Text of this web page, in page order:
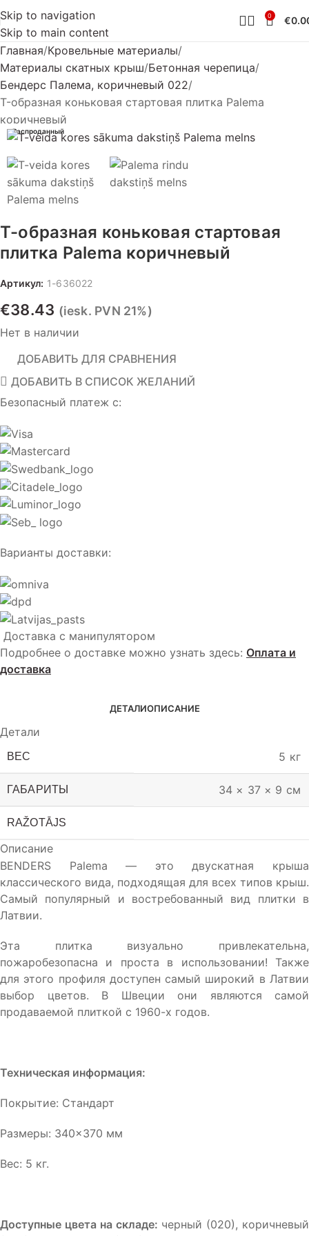
Skip to navigation
Skip to main content
0 €
Главная Кровельные материалы
Материалы скатных крыш Бетонная черепица
Бендерс Палема, коричневый 022
T-образная коньковая стартовая плитка Palema
коричневый
Распроданный
T-образная коньковая стартовая
плитка Palema коричневый
Артикул: 1-636022
€38.43 (iesk. PVN 21%)
Нет в наличии
Безопасный платеж с:
Варианты доставки:
Доставка с манипулятором
Подробнее о доставке можно узнать здесь: Оплата и
доставка
ДОБАВИТЬ ДЛЯ СРАВНЕНИЯ
ДОБАВИТЬ В СПИСОК ЖЕЛАНИЙ
ДЕТАЛИОПИСАНИЕ
Детали
ВЕС 5 кг
ГАБАРИТЫ 34 × 37 × 9 см
RAŽOTĀJS
Описание
BENDERS Palema — это двускатная крыша
классического вида, подходящая для всех типов крыш.
Самый популярный и востребованный вид плитки в
Латвии.
Эта плитка визуально привлекательна,
пожаробезопасна и проста в использовании! Также
для этого профиля доступен самый широкий в Латвии
выбор цветов. В Швеции они являются самой
продаваемой плиткой с 1960-х годов.
Техническая информация:
Покрытие: Стандарт
Размеры: 340×370 мм
Вес: 5 кг.
Доступные цвета на складе: черный (020), коричневый